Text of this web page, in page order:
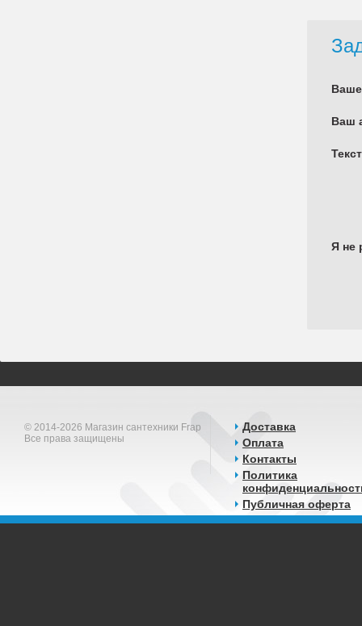
Ваш
Я не
© 2014-2026 Магазин сантехники Frap
Все права защищены
Доставка
Оплата
Контакты
Политика
Публичная оферта